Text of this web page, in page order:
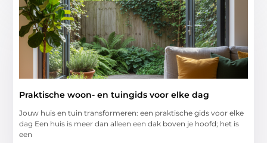
Praktische woon- en tuingids voor elke dag
Jouw huis en tuin transformeren: een praktische gids voor elke
dag Een huis is meer dan alleen een dak boven je hoofd; het is
een